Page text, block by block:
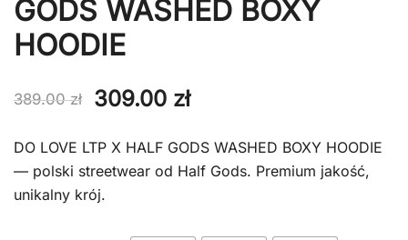
GODS WASHED BOXY
HOODIE
389.00zł
Pierwotna
wynosiła:
389.00 zł.
309.00 złAktualna
wynosi:
DO LOVE LTP X HALF GODS WASHED BOXY HOODIE
— polski streetwear od Half Gods. Premium jakość,
unikalny krój.